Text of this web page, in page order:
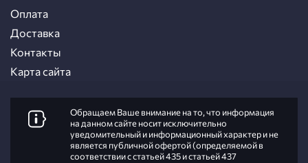
Оплата
Доставка
Контакты
Карта сайта
Обращаем Ваше внимание на то, что информация
на данном сайте носит исключительно
уведомительный и информационный характер и не
является публичной офертой (определяемой в
соответствии с статьей 435 и статьей 437